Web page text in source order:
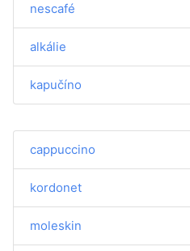
nescafé
alkálie
kapučíno
cappuccino
kordonet
moleskin